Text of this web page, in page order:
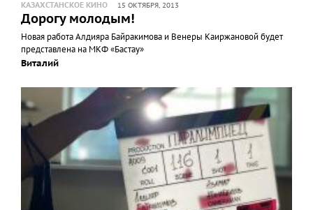
КАЗАХСТАНСКОЕ КИНО 15 ОКТЯБРЯ, 2013
Дорогу молодым!
Новая работа Алдияра Байракимова и Венеры Каиржановой будет
представлена на МКФ «Бастау»
Виталий